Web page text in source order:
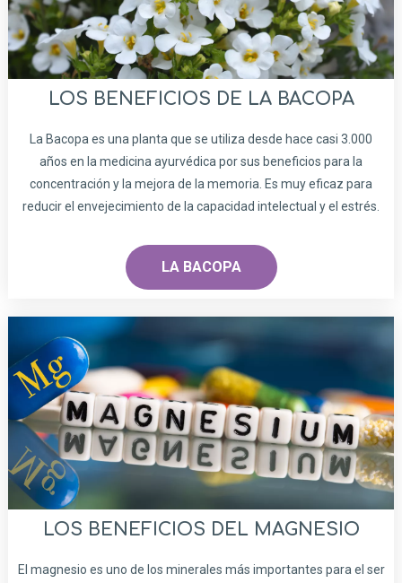
LOS BENEFICIOS DE LA BACOPA
La Bacopa es una planta que se utiliza desde hace casi 3.000
años en la medicina ayurvédica por sus beneficios para la
concentración y la mejora de la memoria. Es muy eficaz para
reducir el envejecimiento de la capacidad intelectual y el estrés.
LA BACOPA
LOS BENEFICIOS DEL MAGNESIO
El magnesio es uno de los minerales más importantes para el ser